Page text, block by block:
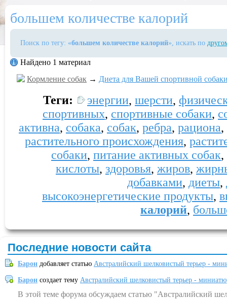
большем количестве калорий
Поиск по тегу: «большем количестве калорий», искать по
Найдено 1 материал
Кормление собак → Диета для Вашей спортивной
Теги: энергии, шерсти,
спортивных, спортивные собаки,
активна, собака, собак, ребра, рациона,
растительного происхождения,
собаки, питание активных собак,
кислоты, здоровья, жиров,
добавками, диеты,
высокоэнергетические продукты,
калорий,
Последние новости сайта
Барон добавляет статью Австралийский шелковистый терьер -
Барон создает тему Австралийский шелковистый терьер -
В этой теме форума обсуждаем статью "Австралийский